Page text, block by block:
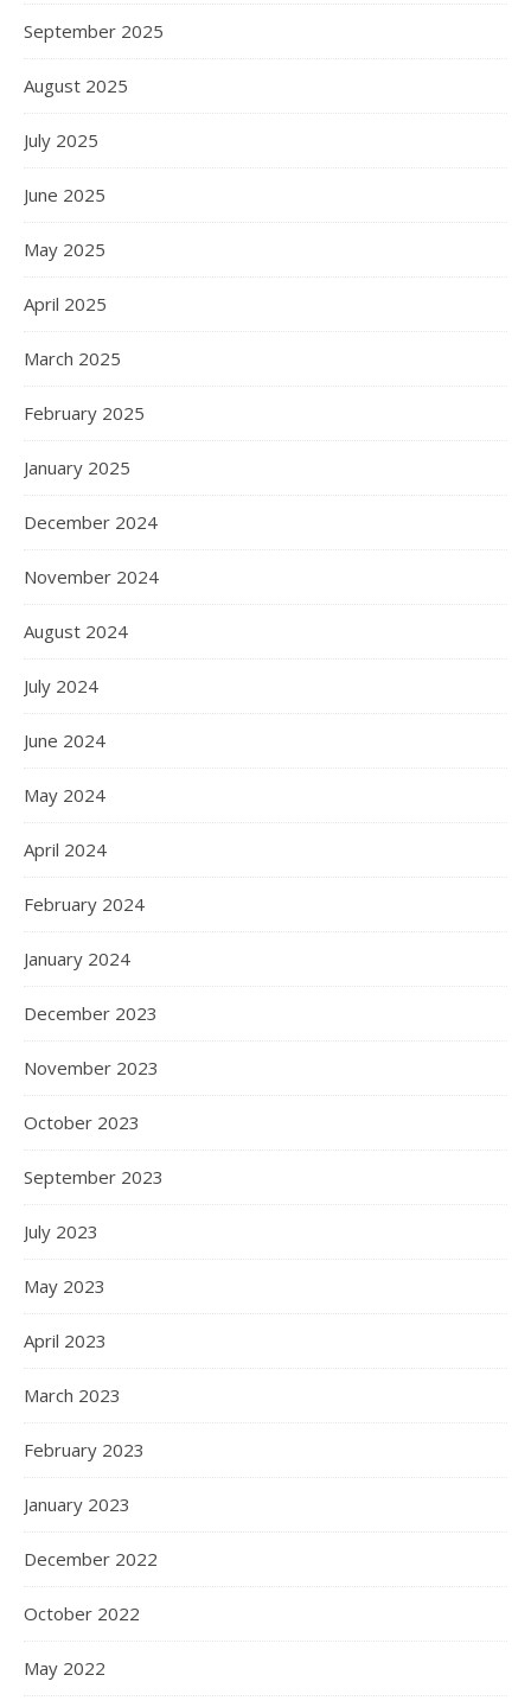
September 2025
August 2025
July 2025
June 2025
May 2025
April 2025
March 2025
February 2025
January 2025
December 2024
November 2024
August 2024
July 2024
June 2024
May 2024
April 2024
February 2024
January 2024
December 2023
November 2023
October 2023
September 2023
July 2023
May 2023
April 2023
March 2023
February 2023
January 2023
December 2022
October 2022
May 2022